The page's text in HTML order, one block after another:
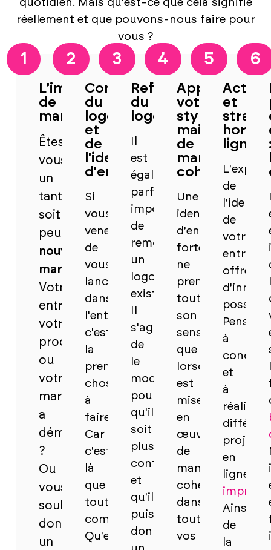
quotidien. Mais qu'est-ce que cela signifie
réellement et que pouvons-nous faire pour
vous ?
1
L'image
de
marque
Êtes-
vous
un
tant
soit
peu
nouvelle
marque
Votre
entreprise,
votre
produit
ou
votre
marque
a
démarré
?
Ou
vous
souhaitez
donner
un
2
Conception
du
logo
et
de
l'identité
d'entreprise
Si
vous
venez
de
vous
lancer
dans
l'entrepreneuriat,
c'est
la
première
chose
à
faire.
Car
c'est
là
que
tout
commence.
Qu'est-
3
Refonte
du
logo
est
également
parfois
important
de
remodeler
un
logo
existant.
s'agit
de
le
moderniser
pour
qu'il
soit
plus
contemporain
et
qu'il
puisse
donner
4
Appliquer
votre
style
maison
de
manière
cohérente
Une
identité
d'entreprise
forte
ne
prend
tout
son
sens
que
lorsqu'elle
est
mise
en
œuvre
de
manière
cohérente
dans
toutes
vos
5
Actifs
et
hors
ligne
de
l'identité
de
votre
offre
Pensez
à
et
à
réaliser
projets
en
ligne.
Ainsi,
de
la
6